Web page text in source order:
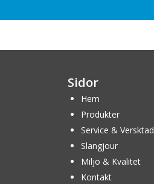
Sidor
Hem
Produkter
Service & Versktad
Slangjour
Miljö & Kvalitet
Kontakt